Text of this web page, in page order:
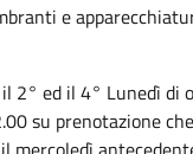
e
2° ed il 4° Lunedì di
su prenotazione